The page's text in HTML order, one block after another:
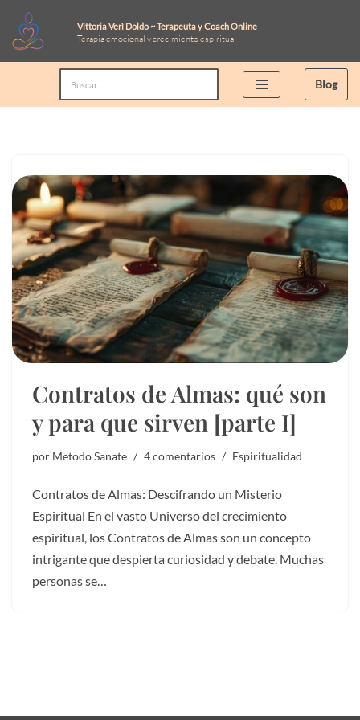
Saltar
al
Vittoria Verì Doldo ~ Terapeuta y Coach Online
Terapia emocional y crecimiento espiritual
Blog
Contratos de Almas: qué son
y para que sirven [parte I]
por Metodo Sanate 4 comentarios Espiritualidad
Contratos de Almas: Descifrando un Misterio
Espiritual En el vasto Universo del crecimiento
espiritual, los Contratos de Almas son un concepto
intrigante que despierta curiosidad y debate. Muchas
personas se…